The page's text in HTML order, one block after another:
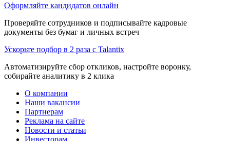
Оформляйте кандидатов онлайн
Проверяйте сотрудников и подписывайте кадровые
документы без бумаг и личных встреч
Ускорьте подбор в 2 раза с Talantix
Автоматизируйте сбор откликов, настройте воронку,
собирайте аналитику в 2 клика
О компании
Наши вакансии
Партнерам
Реклама на сайте
Новости и статьи
Инвесторам